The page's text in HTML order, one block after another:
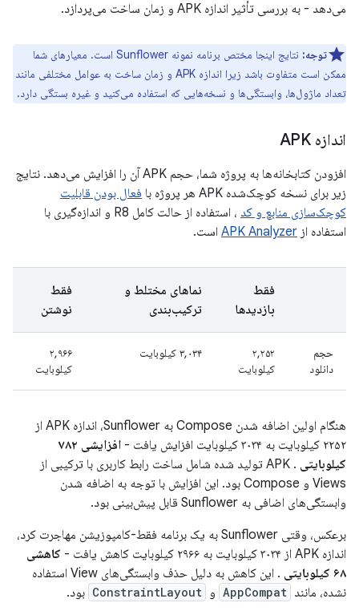
می‌دهد - به بررسی تأثیر اندازه APK و زمان ساخت می‌پردازد.
توجه:
نتایج اینجا مختص برنامه نمونه Sunflower است. معیارهای شما
ممکن است متفاوت باشد زیرا اندازه APK و زمان ساخت به عوامل مختلفی مانند
تعداد ماژول‌ها، وابستگی‌ها و نسخه‌هایی که استفاده می‌کنید و غیره بستگی دارد.
اندازه APK
افزودن کتابخانه‌ها به پروژه شما، حجم APK آن را افزایش می‌دهد. نتایج
زیر برای نسخه کوچک‌شده APK هر پروژه با
فعال بودن قابلیت
کوچک‌سازی منابع و کد
، استفاده از حالت کامل R8 و اندازه‌گیری با
استفاده از APK Analyzer است.
فقط
بازدیدها
نماهای مختلط و
ترکیب‌بندی
فقط
نوشتن
حجم
دانلود
۲,۲۵۲
کیلوبایت
۳,۰۳۴ کیلوبایت
۲,۹۶۶
کیلوبایت
هنگام اولین اضافه شدن Compose به Sunflower، اندازه APK از
۲۲۵۲ کیلوبایت به ۳۰۳۴ کیلوبایت افزایش یافت -
افزایشی ۷۸۲
کیلوبایتی
. APK تولید شده شامل ساخت رابط کاربری با ترکیبی از
Views و Compose بود. این افزایش با توجه به اضافه شدن
وابستگی‌های اضافی به Sunflower قابل پیش‌بینی بود.
برعکس، وقتی Sunflower به یک برنامه فقط-کامپوزیشن مهاجرت کرد،
اندازه APK از ۳۰۳۴ کیلوبایت به ۲۹۶۶ کیلوبایت کاهش یافت -
کاهشی
۶۸ کیلوبایتی
. این کاهش به دلیل حذف وابستگی‌های View استفاده
نشده، مانند AppCompat و ConstraintLayout بود.